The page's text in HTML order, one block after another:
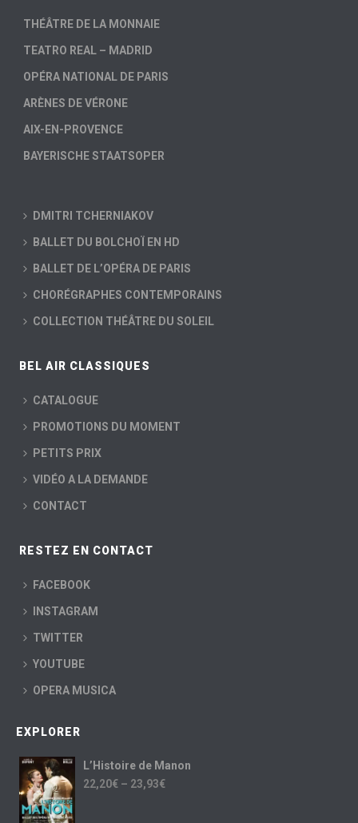
THÉÂTRE DE LA MONNAIE
TEATRO REAL – MADRID
OPÉRA NATIONAL DE PARIS
ARÈNES DE VÉRONE
AIX-EN-PROVENCE
BAYERISCHE STAATSOPER
DMITRI TCHERNIAKOV
BALLET DU BOLCHOÏ EN HD
BALLET DE L’OPÉRA DE PARIS
CHORÉGRAPHES CONTEMPORAINS
COLLECTION THÉÂTRE DU SOLEIL
BEL AIR CLASSIQUES
CATALOGUE
PROMOTIONS DU MOMENT
PETITS PRIX
VIDÉO A LA DEMANDE
CONTACT
RESTEZ EN CONTACT
FACEBOOK
INSTAGRAM
TWITTER
YOUTUBE
OPERA MUSICA
EXPLORER
L’Histoire de Manon
22,20€ – 23,93€